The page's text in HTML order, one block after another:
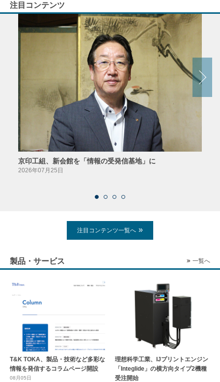
注目コンテンツ
京印工組、新会館を「情報の受発信基地」に
2026年07月25日
注目コンテンツ一覧へ
製品・サービス 一覧へ
T&K TOKA、製品・技術など多彩な
情報を発信するコラムページ開設
08月05日
理想科学工業、IJプリントエンジン
「Integlide」の横方向タイプ2機種
受注開始